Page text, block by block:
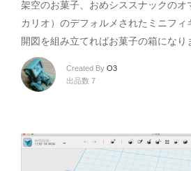
架空のお菓子、おめシススナックのオ
カリオ）のデフォルメされたミニフィ
開図を組み立てればお菓子の箱になり
Created By O3
出品数 7